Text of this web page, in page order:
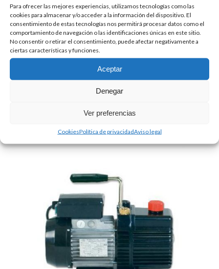
Para ofrecer las mejores experiencias, utilizamos tecnologías como las
cookies para almacenar y/o acceder a la información del dispositivo. El
consentimiento de estas tecnologías nos permitirá procesar datos como el
comportamiento de navegación o las identificaciones únicas en este sitio.
No consentir o retirar el consentimiento, puede afectar negativamente a
ciertas características y funciones.
Aceptar
Denegar
Ver preferencias
CookiesPolítica de privacidadAviso legal
GRUPO VACUOMÉTRICO 1 VÍA CON VÁLVULA
43.00